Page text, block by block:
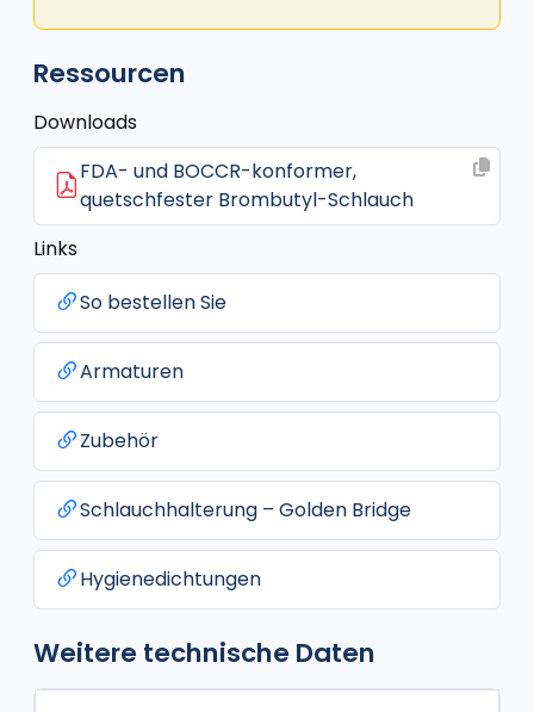
Ressourcen
Downloads
FDA- und BOCCR-konformer,
quetschfester Brombutyl-Schlauch
Links
So bestellen Sie
Armaturen
Zubehör
Schlauchhalterung – Golden Bridge
Hygienedichtungen
Weitere technische Daten